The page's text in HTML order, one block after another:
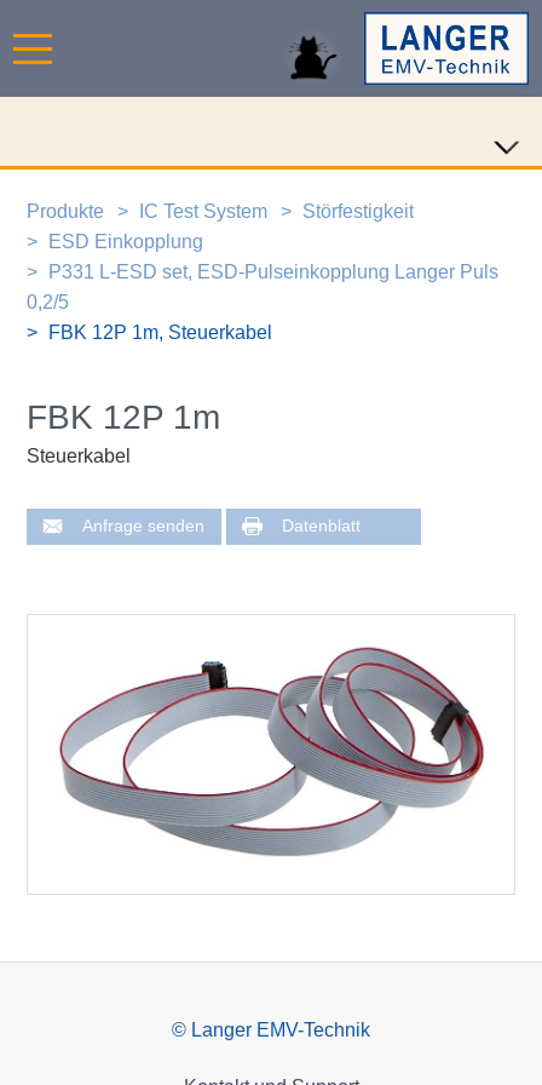
Produkte IC Test System
Störfestigkeit
ESD Einkopplung
P331 L-ESD set, ESD-Pulseinkopplung Langer Puls
0,2/5
FBK 12P 1m, Steuerkabel
FBK 12P 1m
Steuerkabel
Anfrage senden Datenblatt
© Langer EMV-Technik